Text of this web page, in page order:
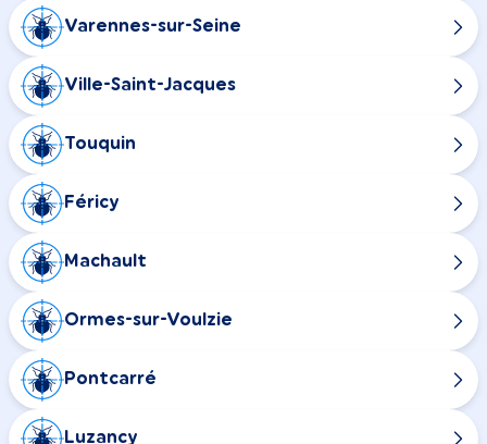
Varennes-sur-Seine
Ville-Saint-Jacques
Touquin
Féricy
Machault
Ormes-sur-Voulzie
Pontcarré
Luzancy